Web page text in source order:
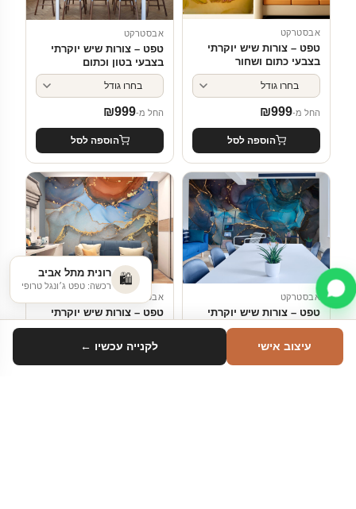
אבסטרקט
טפט – צורות שיש יוקרתי
בצבעי כתום ושחור
החל מ- ₪999
הוספה לסל
אבסטרקט
טפט – צורות שיש יוקרתי
בצבעי בטון וכתום
החל מ- ₪999
הוספה לסל
אבסטרקט
טפט – צורות שיש יוקרתי
בצבעי כחול וגווני אפור
אבסטרקט
טפט – צורות שיש יוקרתי
בצבעי אפור כתום וכחול
עיצוב אישי לקנייה עכשיו ←
🛍️ רונית מתל אביב
רכשה: טפט ג׳ונגל טרופי